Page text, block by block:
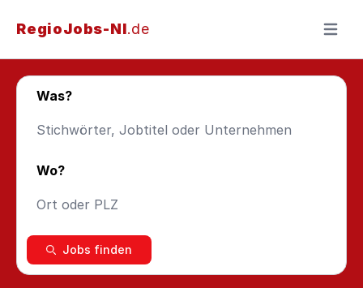
RegioJobs-NI.de Menü
Was?
Wo?
Jobs finden